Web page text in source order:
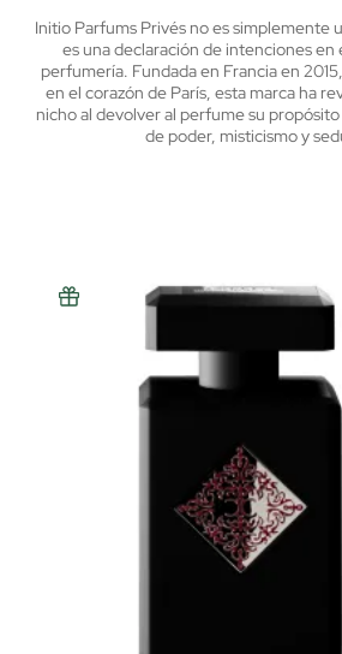
Initio Parfums Privés no es simplemente
es una declaración de intenciones en
perfumería. Fundada en Francia en
en el corazón de París, esta marca ha
nicho al devolver al perfume su
de poder, misticismo y